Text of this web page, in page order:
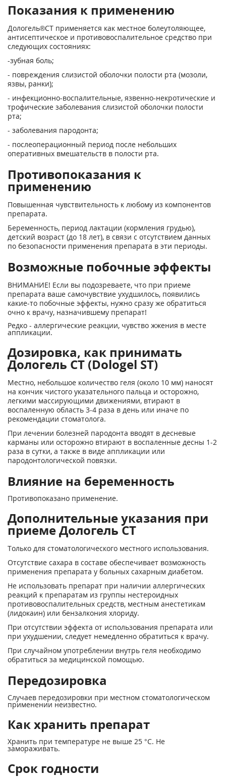
Показания к применению
Дологель®СТ применяется как местное болеутоляющее,
антисептическое и противовоспалительное средство при
следующих состояниях:
-зубная боль;
- повреждения слизистой оболочки полости рта (мозоли,
язвы, ранки);
- инфекционно-воспалительные, язвенно-некротические и
трофические заболевания слизистой оболочки полости
рта;
- заболевания пародонта;
- послеоперационный период после небольших
оперативных вмешательств в полости рта.
Противопоказания к
применению
Повышенная чувствительность к любому из компонентов
препарата.
Беременность, период лактации (кормления грудью),
детский возраст (до 18 лет), в связи с отсутствием данных
по безопасности применения препарата в эти периоды.
Возможные побочные эффекты
ВНИМАНИЕ! Если вы подозреваете, что при приеме
препарата ваше самочувствие ухудшилось, появились
какие-то побочные эффекты, нужно сразу же обратиться
очно к врачу, назначившему препарат!
Редко - аллергические реакции, чувство жжения в месте
аппликации.
Дозировка, как принимать
Дологель СТ (Dologel ST)
Местно, небольшое количество геля (около 10 мм) наносят
на кончик чистого указательного пальца и осторожно,
легкими массирующими движениями, втирают в
воспаленную область 3-4 раза в день или иначе по
рекомендации стоматолога.
При лечении болезней пародонта вводят в десневые
карманы или осторожно втирают в воспаленные десны 1-2
раза в сутки, а также в виде аппликации или
пародонтологической повязки.
Влияние на беременность
Противопоказано применение.
Дополнительные указания при
приеме Дологель СТ
Только для стоматологического местного использования.
Отсутствие сахара в составе обеспечивает возможность
применения препарата у больных сахарным диабетом.
Не использовать препарат при наличии аллергических
реакций к препаратам из группы нестероидных
противовоспалительных средств, местным анестетикам
(лидокаин) или бензалкония хлориду.
При отсутствии эффекта от использования препарата или
при ухудшении, следует немедленно обратиться к врачу.
При случайном употреблении внутрь геля необходимо
обратиться за медицинской помощью.
Передозировка
Случаев передозировки при местном стоматологическом
применении неизвестно.
Как хранить препарат
Хранить при температуре не выше 25 °С. Не
замораживать.
Срок годности